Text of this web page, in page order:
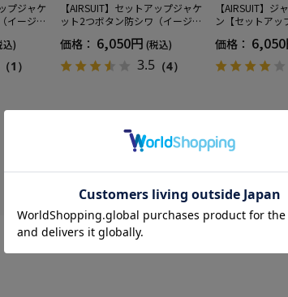
プジャケ
イージー
込)
（1）
【AIRSUIT】セットアップジャケ
ット2つボタン防シワ（イージー
UVカット
価格： 6,050円 (税込)
3.5（4）
【AIRSUIT】ジ
ン【セットアッ
価格：